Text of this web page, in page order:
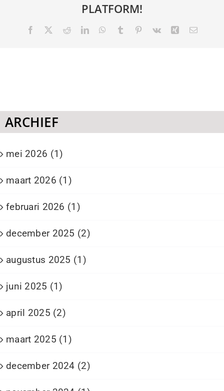
PLATFORM!
Facebook
TwitterRedditLinkedInWhatsApp
Tumblr Pinterest
Vk XingE-
ARCHIEF
mei 2026 (1)
maart 2026 (1)
februari 2026 (1)
december 2025 (2)
augustus 2025 (1)
juni 2025 (1)
april 2025 (2)
maart 2025 (1)
december 2024 (2)